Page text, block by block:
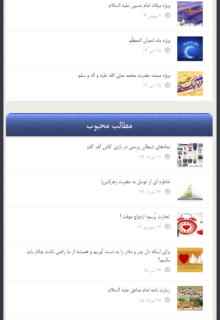
ویژه میلاد امام حسین علیه السلام
ویژه ماه شعبان المعظّم
ویژه مبعث حضرت محمد صلی الله علیه و اله و سلم
مطالب محبوب
نمادهای شیطان پرستی در بازی کلش آف کلنز
خاطره ای از توسل به حضرت زهرا(س)
تجارت پُرسود ازدواج موقت !
براي اينكه دل پدر و مادر را به دست آوريم و هميشه از ما راضي باشند چكار بايد
بكنيم؟
زیارت نامه امام صادق علیه السلام